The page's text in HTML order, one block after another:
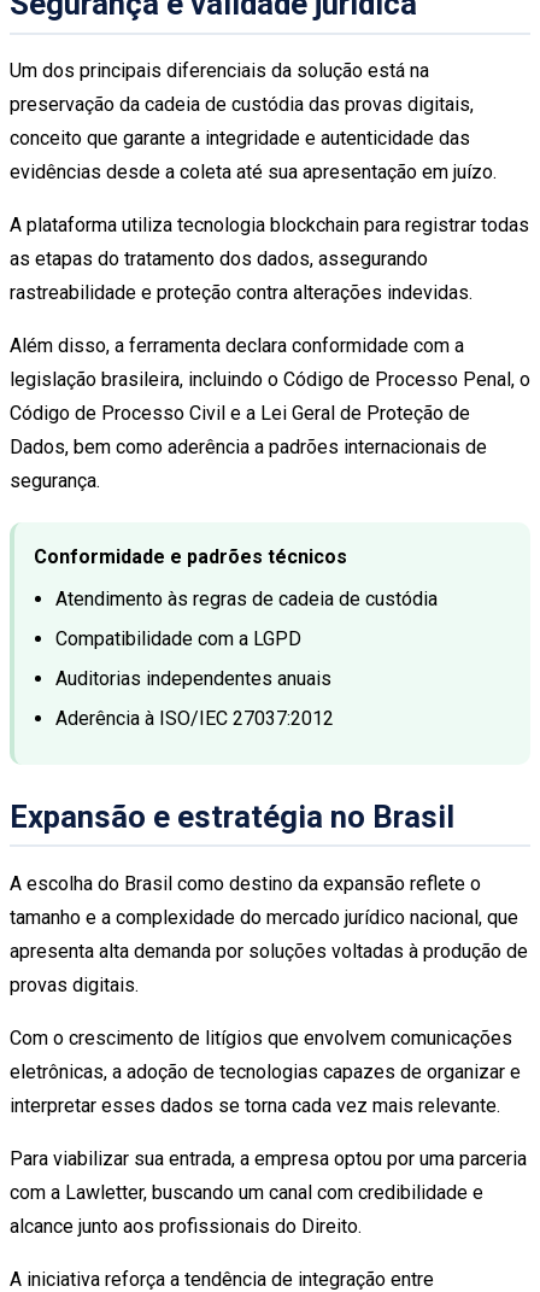
Um dos principais diferenciais da solução está na
preservação da cadeia de custódia das provas digitais,
conceito que garante a integridade e autenticidade das
evidências desde a coleta até sua apresentação em juízo.
A plataforma utiliza tecnologia blockchain para registrar todas
as etapas do tratamento dos dados, assegurando
rastreabilidade e proteção contra alterações indevidas.
Além disso, a ferramenta declara conformidade com a
legislação brasileira, incluindo o Código de Processo Penal, o
Código de Processo Civil e a Lei Geral de Proteção de
Dados, bem como aderência a padrões internacionais de
segurança.
Conformidade e padrões técnicos
Atendimento às regras de cadeia de custódia
Compatibilidade com a LGPD
Auditorias independentes anuais
Aderência à ISO/IEC 27037:2012
Expansão e estratégia no Brasil
A escolha do Brasil como destino da expansão reflete o
tamanho e a complexidade do mercado jurídico nacional, que
apresenta alta demanda por soluções voltadas à produção de
provas digitais.
Com o crescimento de litígios que envolvem comunicações
eletrônicas, a adoção de tecnologias capazes de organizar e
interpretar esses dados se torna cada vez mais relevante.
Para viabilizar sua entrada, a empresa optou por uma parceria
com a Lawletter, buscando um canal com credibilidade e
alcance junto aos profissionais do Direito.
A iniciativa reforça a tendência de integração entre